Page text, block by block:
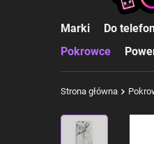
Marki Do
Pokrowce
Strona główna